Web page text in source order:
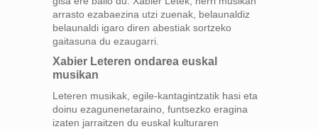
arrasto ezabaezina utzi zuenak, belaunaldiz
belaunaldi igaro diren abestiak sortzeko
gaitasuna du ezaugarri.
Xabier Leteren ondarea euskal
musikan
Leteren musikak, egile-kantagintzatik hasi eta
doinu ezagunenetaraino, funtsezko eragina
izaten jarraitzen du euskal kulturaren